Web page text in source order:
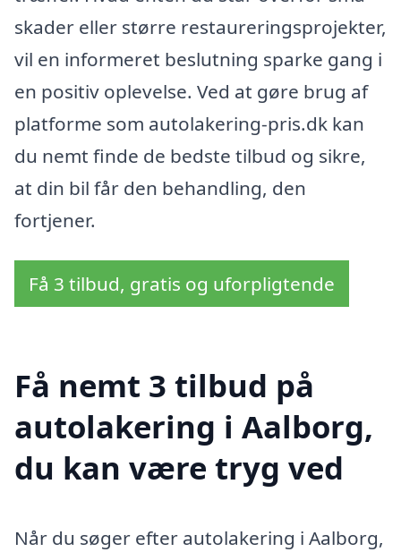
skader eller større restaureringsprojekter,
vil en informeret beslutning sparke gang i
en positiv oplevelse. Ved at gøre brug af
platforme som autolakering-pris.dk kan
du nemt finde de bedste tilbud og sikre,
at din bil får den behandling, den
fortjener.
Få 3 tilbud, gratis og uforpligtende
Få nemt 3 tilbud på
autolakering i Aalborg,
du kan være tryg ved
Når du søger efter autolakering i Aalborg,